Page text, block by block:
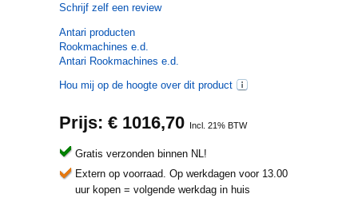
Schrijf zelf een review
Antari producten
Rookmachines e.d.
Antari Rookmachines e.d.
Hou mij op de hoogte over dit product
Prijs: € 1016,70 Incl. 21% BTW
Gratis verzonden binnen NL!
Extern op voorraad. Op werkdagen voor 13.00
uur kopen = volgende werkdag in huis